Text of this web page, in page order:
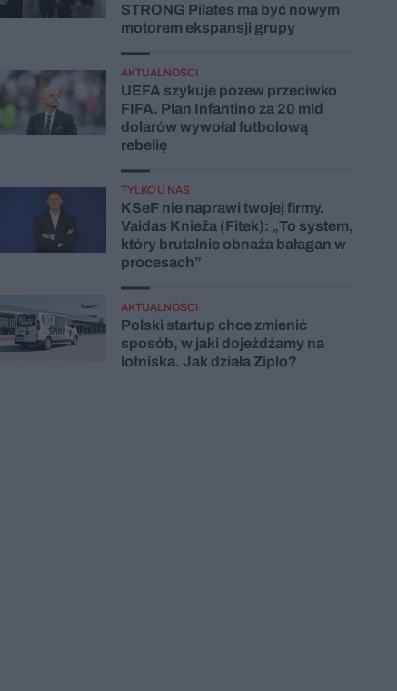
STRONG Pilates ma być nowym
motorem ekspansji grupy
AKTUALNOŚCI
UEFA szykuje pozew przeciwko
FIFA. Plan Infantino za 20 mld
dolarów wywołał futbolową
rebelię
TYLKO U NAS
KSeF nie naprawi twojej firmy.
Vaidas Knieža (Fitek): „To system,
który brutalnie obnaża bałagan w
procesach”
AKTUALNOŚCI
Polski startup chce zmienić
sposób, w jaki dojeżdżamy na
lotniska. Jak działa Ziplo?